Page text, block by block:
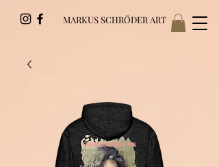
MARKUS SCHRÖDER ART